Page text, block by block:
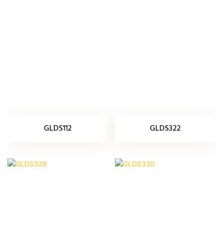
GLDS112 GLDS322